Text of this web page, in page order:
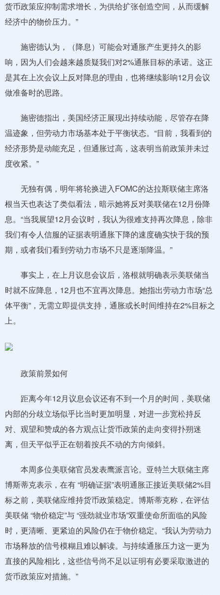
货币政策应抑制需求增长，为供给扩张创造空间，从而缓解
经济中的物价压力。”
施密德认为，（降息）可能会对通胀产生更持久的影
响，因为人们会越来越质疑我们对2%通胀目标的承诺。这正
是其在上次会议上反对降息的理由，也将继续影响12月会议
做准备时的思路。
施密德指出，美国经济正展现出持续动能，尽管存在降
温迹象，但劳动力市场基本处于平衡状态。“目前，我看到的
经济形势是动能充足，但通胀过高，这表明当前政策并未过
度收紧。”
无独有偶，明年将轮换进入FOMC的达拉斯联储主席洛
根当天也表达了类似看法，暗示她将反对美联储在12月份降
息。“当我展望12月会议时，我认为很难支持再次降息，除非
我们有令人信服的证据表明通胀下降的速度确实快于我的预
期，或者我们看到劳动力市场不只是逐渐降温。”
事实上，在上月议息会议后，洛根就明确表示美联储当
时就不应降息，12月也不宜再次降息。她指出劳动力市场“总
体平衡”，无需立即提供支持，通胀或长时间维持在2%目标之
上。
政策前景如何
距离今年12月议息会议还有不到一个月的时间，美联储
内部的分歧立场似乎比当时更加明显，对进一步宽松持反
对、观望和赞成的各方观点让货币政策的走向变得扑朔迷
离，但天平似乎正在朝着按兵不动的方向倾斜。
本周多位美联储官员发表鹰派言论。亚特兰大联储主席
博斯蒂克表示，在有 “明确证据”表明通胀正接近美联储2%目
标之前，美联储应维持货币政策稳定。博斯蒂克称，在评估
美联储 “物价稳定”与 “强劲就业市场”双重使命所面临的风险
时，更清晰、更紧迫的风险仍在于物价稳定。“我认为劳动力
市场释放的信号模糊且难以解读。与持续通胀压力这一更为
直接的风险相比，这些信号尚不足以证明有必要采取激进的
货币政策应对措施。”